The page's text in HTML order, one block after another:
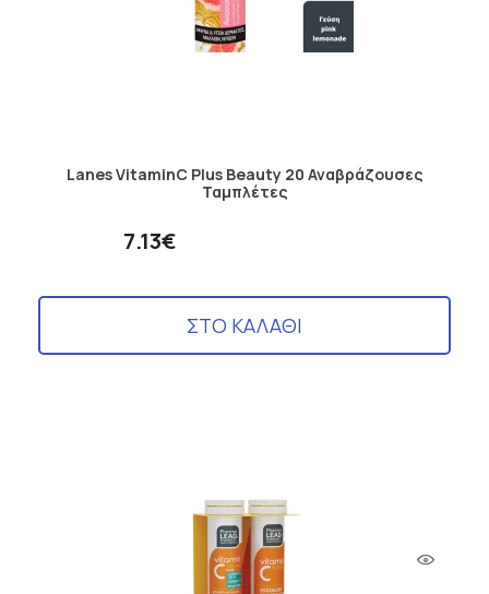
Lanes VitaminC Plus Beauty 20 Αναβράζουσες
Ταμπλέτες
7.13€
ΣΤΟ ΚΑΛΑΘΙ